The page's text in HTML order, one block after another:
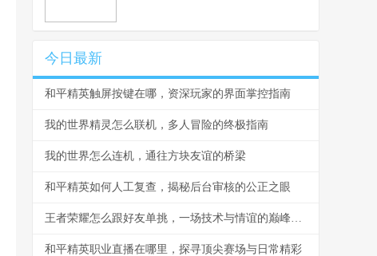
今日最新
和平精英触屏按键在哪，资深玩家的界面掌控指南
我的世界精灵怎么联机，多人冒险的终极指南
我的世界怎么连机，通往方块友谊的桥梁
和平精英如何人工复查，揭秘后台审核的公正之眼
王者荣耀怎么跟好友单挑，一场技术与情谊的巅峰对决
和平精英职业直播在哪里，探寻顶尖赛场与日常精彩